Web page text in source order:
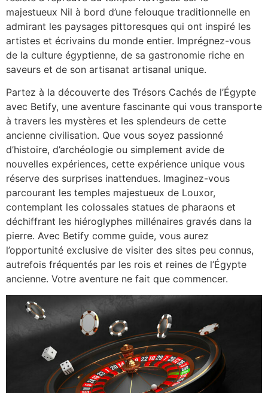
majestueux Nil à bord d’une felouque traditionnelle en
admirant les paysages pittoresques qui ont inspiré les
artistes et écrivains du monde entier. Imprégnez-vous
de la culture égyptienne, de sa gastronomie riche en
saveurs et de son artisanat artisanal unique.
Partez à la découverte des Trésors Cachés de l’Égypte
avec Betify, une aventure fascinante qui vous transporte
à travers les mystères et les splendeurs de cette
ancienne civilisation. Que vous soyez passionné
d’histoire, d’archéologie ou simplement avide de
nouvelles expériences, cette expérience unique vous
réserve des surprises inattendues. Imaginez-vous
parcourant les temples majestueux de Louxor,
contemplant les colossales statues de pharaons et
déchiffrant les hiéroglyphes millénaires gravés dans la
pierre. Avec Betify comme guide, vous aurez
l’opportunité exclusive de visiter des sites peu connus,
autrefois fréquentés par les rois et reines de l’Égypte
ancienne. Votre aventure ne fait que commencer.